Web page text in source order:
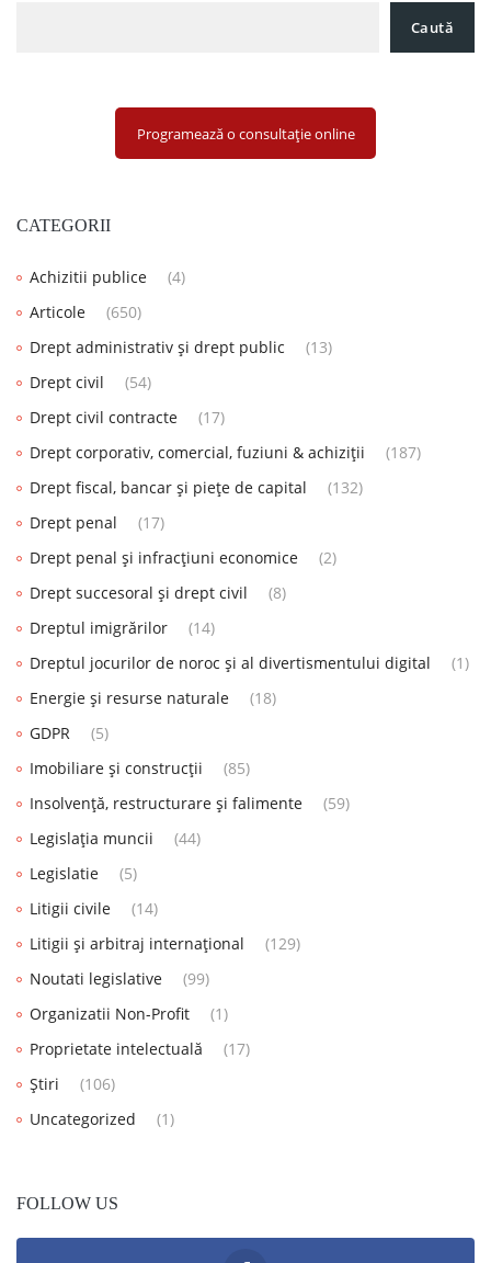
Caută
Programează o consultație online
CATEGORII
Achizitii publice
(4)
Articole
(650)
Drept administrativ și drept public
(13)
Drept civil
(54)
Drept civil contracte
(17)
Drept corporativ, comercial, fuziuni & achiziții
(187)
Drept fiscal, bancar și piețe de capital
(132)
Drept penal
(17)
Drept penal și infracțiuni economice
(2)
Drept succesoral și drept civil
(8)
Dreptul imigrărilor
(14)
Dreptul jocurilor de noroc și al divertismentului digital
(1)
Energie și resurse naturale
(18)
GDPR
(5)
Imobiliare și construcții
(85)
Insolvență, restructurare și falimente
(59)
Legislația muncii
(44)
Legislatie
(5)
Litigii civile
(14)
Litigii și arbitraj internațional
(129)
Noutati legislative
(99)
Organizatii Non-Profit
(1)
Proprietate intelectuală
(17)
Știri
(106)
Uncategorized
(1)
FOLLOW US